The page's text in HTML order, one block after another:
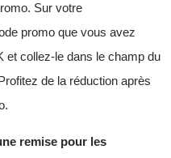
Sur votre
promo que vous avez
et collez-le dans le champ du
de la réduction après
remise pour les